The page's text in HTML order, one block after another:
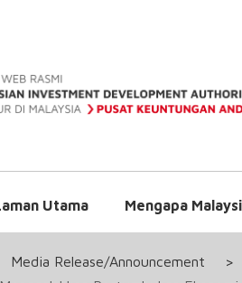
Utama Mengapa
Media Release/Announcement >